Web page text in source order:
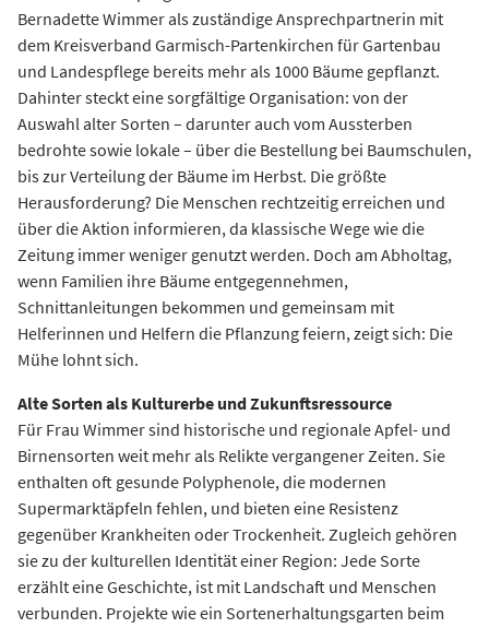
Bernadette Wimmer als zuständige Ansprechpartnerin mit
dem Kreisverband Garmisch-Partenkirchen für Gartenbau
und Landespflege bereits mehr als 1000 Bäume gepflanzt.
Dahinter steckt eine sorgfältige Organisation: von der
Auswahl alter Sorten – darunter auch vom Aussterben
bedrohte sowie lokale – über die Bestellung bei Baumschulen,
bis zur Verteilung der Bäume im Herbst. Die größte
Herausforderung? Die Menschen rechtzeitig erreichen und
über die Aktion informieren, da klassische Wege wie die
Zeitung immer weniger genutzt werden. Doch am Abholtag,
wenn Familien ihre Bäume entgegennehmen,
Schnittanleitungen bekommen und gemeinsam mit
Helferinnen und Helfern die Pflanzung feiern, zeigt sich: Die
Mühe lohnt sich.
Alte Sorten als Kulturerbe und Zukunftsressource
Für Frau Wimmer sind historische und regionale Apfel- und
Birnensorten weit mehr als Relikte vergangener Zeiten. Sie
enthalten oft gesunde Polyphenole, die modernen
Supermarktäpfeln fehlen, und bieten eine Resistenz
gegenüber Krankheiten oder Trockenheit. Zugleich gehören
sie zu der kulturellen Identität einer Region: Jede Sorte
erzählt eine Geschichte, ist mit Landschaft und Menschen
verbunden. Projekte wie ein Sortenerhaltungsgarten beim